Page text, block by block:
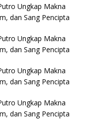
Ungkap Makna
dan Sang Pencipta
Ungkap Makna
dan Sang Pencipta
Ungkap Makna
dan Sang Pencipta
Ungkap Makna
dan Sang Pencipta